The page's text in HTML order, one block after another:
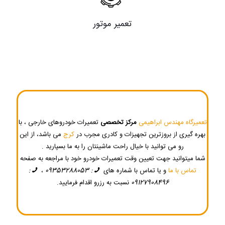
تعمیر موتور
تعمیرگاه مهندس ابراهیمی مرکز تخصصی تعمیرات خودروهای خارجی ، با
بهره گیری از بروزترین تجهیزات و کادری مجرب درکرج می باشد، از این
رو می ‌توانید با خیال راحت ماشینتان را به ما بسپارید .
شما میتوانید جهت تعیین وقت تعمیرات خودرو خود با مراجعه به صفحه
تماس با ماو یا تماس با شماره های : 09353288053 ،
:
09127908496 نسبت به رزرو اقدام فرمایید.